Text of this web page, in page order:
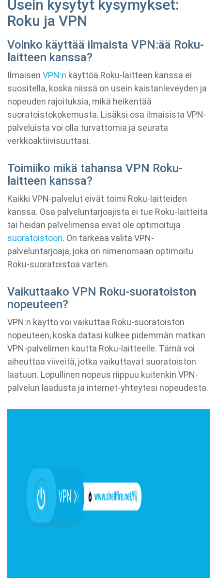
Usein kysytyt kysymykset:
Roku ja VPN
Voinko käyttää ilmaista VPN:ää Roku-
laitteen kanssa?
Ilmaisen VPN:n käyttöä Roku-laitteen kanssa ei
suositella, koska niissä on usein kaistanleveyden ja
nopeuden rajoituksia, mikä heikentää
suoratoistokokemusta. Lisäksi osa ilmaisista VPN-
palveluista voi olla turvattomia ja seurata
verkkoaktiivisuuttasi.
Toimiiko mikä tahansa VPN Roku-
laitteen kanssa?
Kaikki VPN-palvelut eivät toimi Roku-laitteiden
kanssa. Osa palveluntarjoajista ei tue Roku-laitteita
tai heidän palvelimensa eivät ole optimoituja
suoratoistoon. On tärkeää valita VPN-
palveluntarjoaja, joka on nimenomaan optimoitu
Roku-suoratoistoa varten.
Vaikuttaako VPN Roku-suoratoiston
nopeuteen?
VPN:n käyttö voi vaikuttaa Roku-suoratoiston
nopeuteen, koska datasi kulkee pidemmän matkan
VPN-palvelimen kautta Roku-laitteelle. Tämä voi
aiheuttaa viiveitä, jotka vaikuttavat suoratoiston
laatuun. Lopullinen nopeus riippuu kuitenkin VPN-
palvelun laadusta ja internet-yhteytesi nopeudesta.